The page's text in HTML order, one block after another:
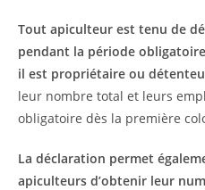
Tout apiculteur est tenu de
pendant la période
il est propriétaire ou
leur nombre total et leurs
obligatoire dès la première
La déclaration permet
apiculteurs d’obtenir leur